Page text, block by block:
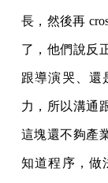
長，然後再
了，他們說反
跟導演哭、還
力，所以溝通
這塊還不夠產
知道程序，做